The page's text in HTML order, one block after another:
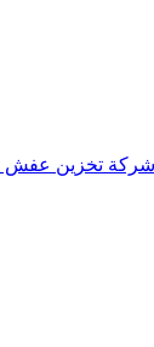
شركة تخزين عفش